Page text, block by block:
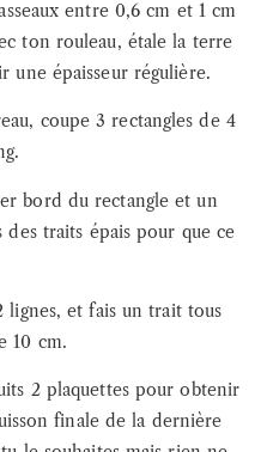
entre 0,6 cm et 1 cm
ton rouleau, étale la terre
une épaisseur régulière.
coupe 3 rectangles de 4
bord du rectangle et un
traits épais pour que ce
et fais un trait tous
10 cm.
2 plaquettes pour obtenir
finale de la dernière